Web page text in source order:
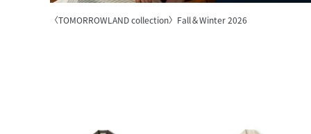
〈TOMORROWLAND collection〉Fall＆Winter 2026